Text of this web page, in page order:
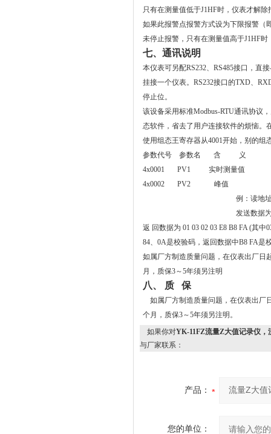
只有在测量值低于J1HF时，仪表才解除
如果此报警点报警方式设为下限报警（
未停止报警，只有在测量值高于J1HF时
七、通讯说明
本仪表可另配RS232、RS485接口，直
挂接一个仪表。 RS232接口的TXD、
停止位。
该设备采用标准Modbus-RTU通讯协议
态软件，省去了用户连接软件的烦恼。
使用组态王寄存器从4001开始，别的组
参数代号 参数名 含 义
4x0001 PV1 实时测量值
4x0002 PV2 峰值
例：读地
发送数据
返 回数据为 01 03 02 03 E8 B8 FA (其
84、0A是校验码，返回数据中B8 FA是
如属厂方制造质量问题，在仪表出厂日
月，质保3～5年须另注明
八、 质 保
如属厂方制造质量问题，在仪表出厂
个月，质保3～5年须另注明。
如果你对YK-11FZ流量Z大值记录仪
与厂家联系：
产品：
您的单位：